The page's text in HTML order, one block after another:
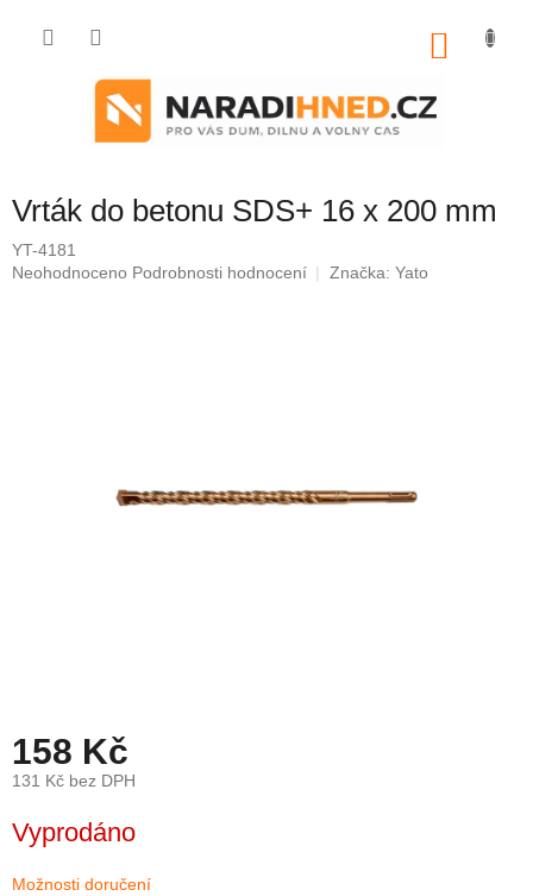
Vrták do betonu SDS+ 16 x 200 mm
YT-4181
Průměrné
Neohodnoceno Podrobnosti hodnocení Značka: Yato
158 Kč
131 Kč bez DPH
cena:
Vyprodáno
Možnosti doručení